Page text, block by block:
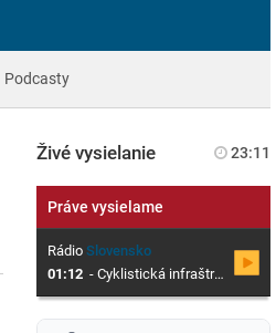
Podcasty
Živé vysielanie 23:11
Práve vysielame
RádioSlovensko
01:12 - Cyklistická infraštruktúra v Kežmarku